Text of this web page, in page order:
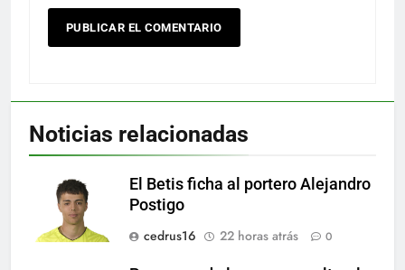
Noticias relacionadas
El Betis ficha al portero Alejandro
Postigo
cedrus16
22 horas atrás 0